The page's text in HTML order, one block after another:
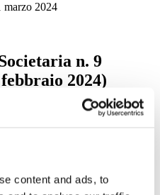
content and ads, to
marzo 2024
n. 9
2024)